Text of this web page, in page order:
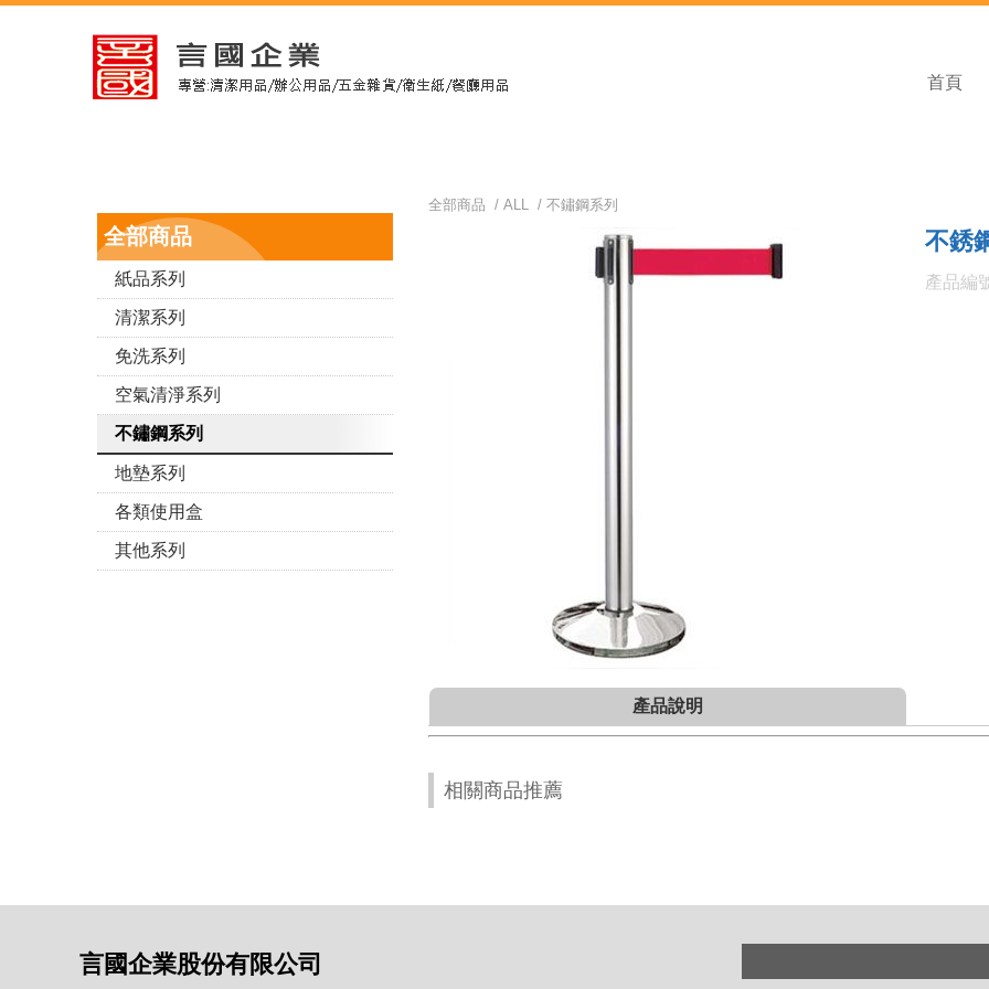
首頁
全部商品
紙品系列
清潔系列
免洗系列
空氣清淨系列
不鏽鋼系列
地墊系列
各類使用盒
其他系列
全部商品 / ALL / 不鏽鋼系列
不銹
產品編
產品說明
相關商品推薦
言國企業股份有限公司